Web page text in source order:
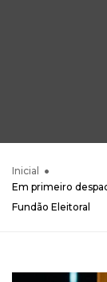
Inicial
Em primeiro
Fundão Eleitoral